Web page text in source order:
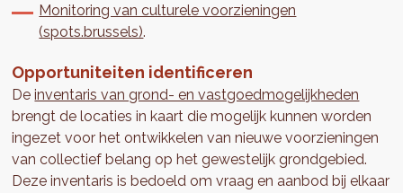
Monitoring van culturele voorzieningen
(spots.brussels).
Opportuniteiten identificeren
Deinventaris van grond- en vastgoedmogelijkheden
brengt de locaties in kaart die mogelijk kunnen worden
ingezet voor het ontwikkelen van nieuwe voorzieningen
van collectief belang op het gewestelijk grondgebied.
Deze inventaris is bedoeld om vraag en aanbod bij elkaar